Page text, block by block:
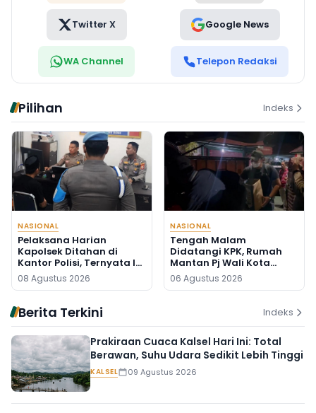
Twitter X Google News
WA Channel Telepon Redaksi
Pilihan Indeks
NASIONAL
Pelaksana Harian
Kapolsek Ditahan di
Kantor Polisi, Ternyata Ini
Penyebabnya
08 Agustus 2026
NASIONAL
Tengah Malam
Didatangi KPK, Rumah
Mantan Pj Wali Kota
Digeledah, Empat Koper
Dibawa
06 Agustus 2026
Berita Terkini Indeks
Prakiraan Cuaca Kalsel Hari Ini: Total
Berawan, Suhu Udara Sedikit Lebih Tinggi
KALSEL 09 Agustus 2026